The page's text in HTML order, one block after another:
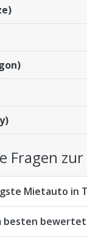
Fragen
Mietauto in
besten